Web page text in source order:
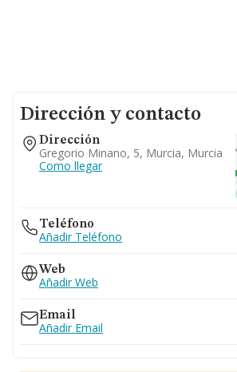
Dirección y contacto
Dirección
Gregorio Minano, 5, Murcia, Murcia
Como llegar
Teléfono
Añadir Teléfono
Web
Añadir Web
Email
Añadir Email